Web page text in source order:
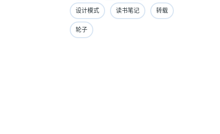
设计模式 读书笔记 转载
轮子